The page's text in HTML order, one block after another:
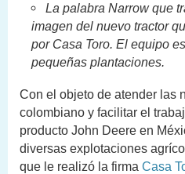
La palabra Narrow que
imagen del nuevo tractor
por Casa Toro. El equipo
pequeñas plantaciones.
Con el objeto de atender las
colombiano y facilitar el
producto John Deere en
diversas explotaciones
que le realizó la firma Casa